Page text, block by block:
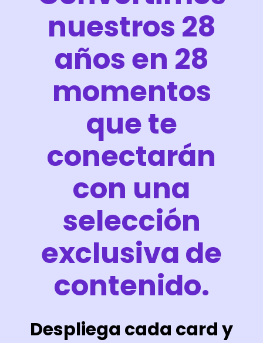
nuestros 28
años en 28
momentos
que te
conectarán
con una
selección
exclusiva de
contenido.
Despliega cada card y